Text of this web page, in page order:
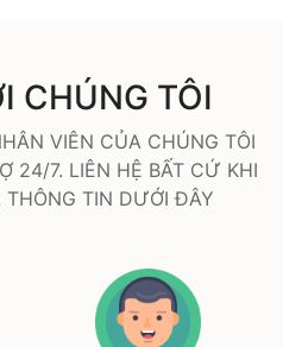
CHÚNG TÔI
VIÊN CỦA CHÚNG TÔI
24/7. LIÊN HỆ BẤT CỨ KHI
THÔNG TIN DƯỚI ĐÂY